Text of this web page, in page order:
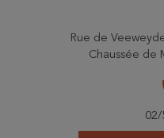
Rue de
Chaussée de
02/